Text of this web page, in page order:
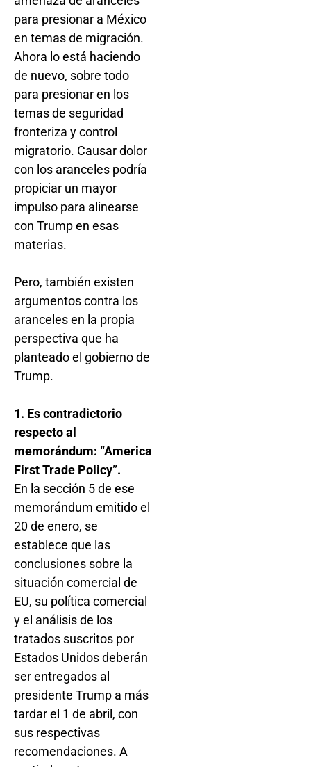
para presionar a México
en temas de migración.
Ahora lo está haciendo
de nuevo, sobre todo
para presionar en los
temas de seguridad
fronteriza y control
migratorio. Causar dolor
con los aranceles podría
propiciar un mayor
impulso para alinearse
con Trump en esas
materias.
Pero, también existen
argumentos contra los
aranceles en la propia
perspectiva que ha
planteado el gobierno de
Trump.
1. Es contradictorio
respecto al
memorándum: “America
First Trade Policy”.
En la sección 5 de ese
memorándum emitido el
20 de enero, se
establece que las
conclusiones sobre la
situación comercial de
EU, su política comercial
y el análisis de los
tratados suscritos por
Estados Unidos deberán
ser entregados al
presidente Trump a más
tardar el 1 de abril, con
sus respectivas
recomendaciones. A